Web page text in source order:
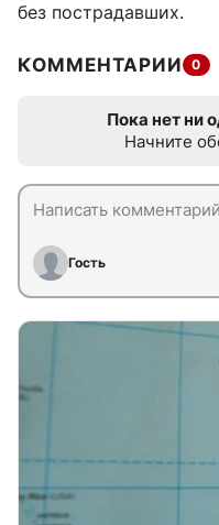
без пострадавших.
КОММЕНТАРИИ 0
Пока нет ни
Начните
Гость